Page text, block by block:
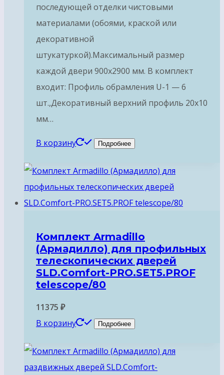
последующей отделки чистовыми
материалами (обоями, краской или
декоративной
штукатуркой).Максимальный размер
каждой двери 900х2900 мм. В комплект
входит: Профиль обрамления U-1 — 6
шт.,Декоративный верхний профиль 20х10
мм…
В корзину Подробнее
Комплект Armadillo
(Армадилло) для профильных
телескопических дверей
SLD.Comfort-PRO.SET5.PROF
telescope/80
11375 ₽
В корзину
Подробнее